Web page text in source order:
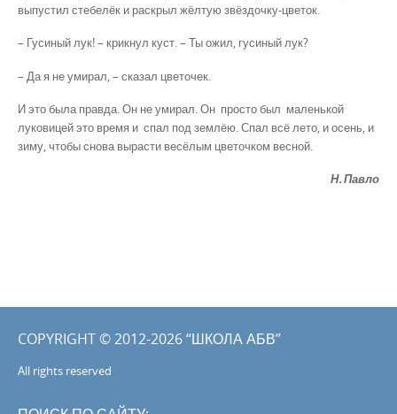
выпустил стебелёк и раскрыл жёлтую звёздочку-цветок.
– Гусиный лук! – крикнул куст. – Ты ожил, гусиный лук?
– Да я не умирал, – сказал цветочек.
И это была правда. Он не умирал. Он просто был маленькой
луковицей это время и спал под землёю. Спал всё лето, и осень, и
зиму, чтобы снова вырасти весёлым цветочком весной.
Н. Павло
COPYRIGHT © 2012-2026 “ШКОЛА АБВ”
All rights reserved